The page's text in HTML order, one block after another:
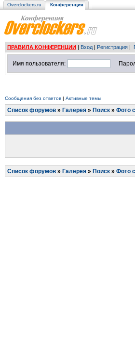
Overclockers.ru Конференция
ПРАВИЛА КОНФЕРЕНЦИИ | Вход | Регистрация |
Имя пользователя:
Сообщения без ответов | Активные темы
Список форумов » Галерея » Поиск » Фото
Список форумов » Галерея » Поиск » Фото